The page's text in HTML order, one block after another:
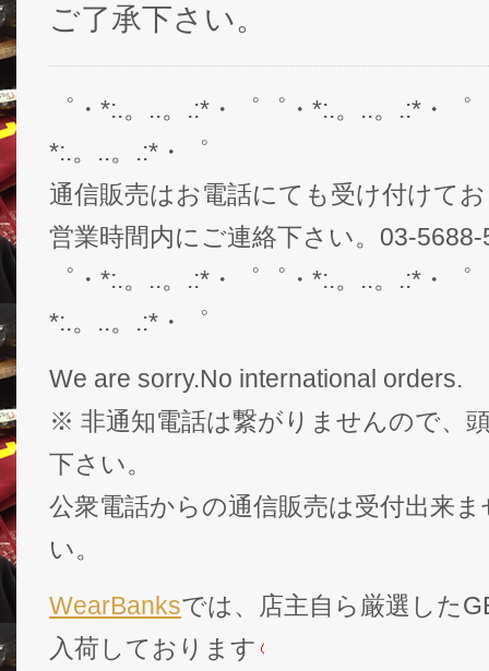
ご了承下さい。
゜・*:.。..。.:*・゜゜・*:.。..。.:*・
*:.。..。.:*・゜
通信販売はお電話にても受け付けて
営業時間内にご連絡下さい。03-5688-
゜・*:.。..。.:*・゜゜・*:.。..。.:*・
*:.。..。.:*・゜
We are sorry.No international orders.
※ 非通知電話は繋がりませんので、
下さい。
公衆電話からの通信販売は受付出来
い。
WearBanksでは、店主自ら厳選した
入荷しております